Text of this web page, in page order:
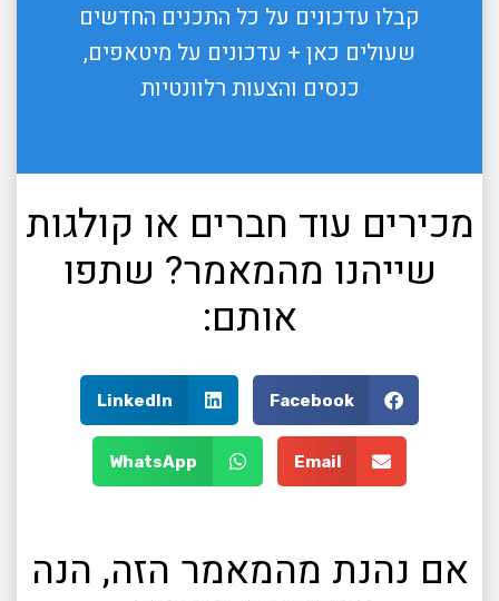
קבלו עדכונים על כל התכנים החדשים
שעולים כאן + עדכונים על מיטאפים,
כנסים והצעות רלוונטיות
מכירים עוד חברים או קולגות
שייהנו מהמאמר? שתפו
אותם:
Facebook
LinkedIn
Email
WhatsApp
אם נהנת מהמאמר הזה, הנה